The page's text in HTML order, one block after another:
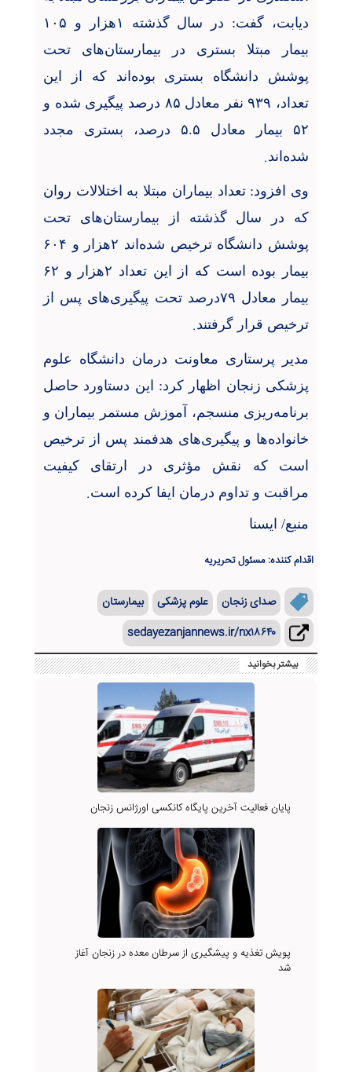
دیابت، گفت: در سال گذشته
۱هزار و ۱۰۵
بیمار مبتلا بستری در بیمارستان‌های تحت
پوشش دانشگاه بستری بوده‌اند که از این
تعداد، ۹۳۹ نفر معادل ۸۵ درصد پیگیری شده و
۵۲ بیمار معادل ۵.۵ درصد، بستری مجدد
شده‌اند.
وی افزود: تعداد بیماران مبتلا به اختلالات روان
که در سال گذشته از بیمارستان‌های تحت
پوشش دانشگاه ترخیص شده‌اند ۲هزار و ۶۰۴
بیمار بوده است که از این تعداد ۲هزار و ۶۲
بیمار معادل ۷۹درصد تحت پیگیری‌های پس از
ترخیص قرار گرفتند.
مدیر پرستاری معاونت درمان دانشگاه علوم
پزشکی زنجان اظهار کرد: این دستاورد حاصل
برنامه‌ریزی منسجم، آموزش مستمر بیماران و
خانواده‌ها و پیگیری‌های هدفمند پس از ترخیص
است که نقش مؤثری در ارتقای کیفیت
مراقبت و تداوم درمان ایفا کرده است.
منبع/ ایسنا
اقدام کننده: مسئول تحریریه
صدای زنجان علوم پزشکی
بیمارستان
sedayezanjannews.ir/nx۱۸۶۴۰
بیشتر بخوانید
پایان فعالیت آخرین پایگاه کانکسی اورژانس زنجان
پویش تغذیه و پیشگیری از سرطان معده در زنجان آغاز
شد